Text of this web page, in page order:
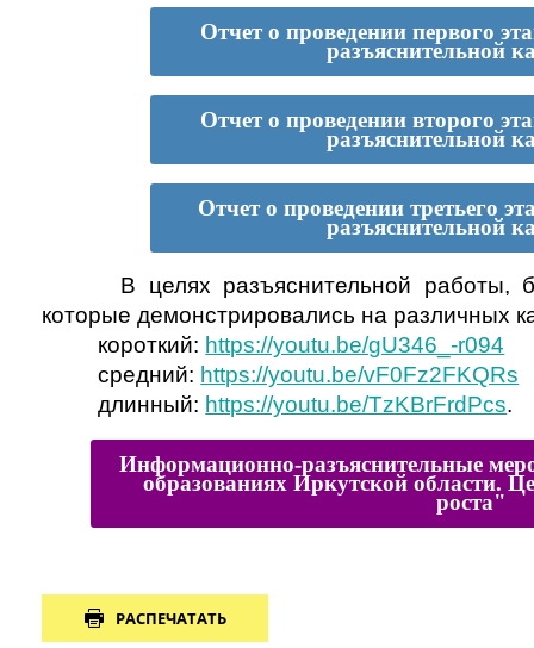
Отчет о проведении первого
разъяснительной
Отчет о проведении второго
разъяснительной
Отчет о проведении третьего
разъяснительной
В целях разъяснительной работы,
которые демонстрировались на различных
короткий: https://youtu.be/gU346_-r094
средний: https://youtu.be/vF0Fz2FKQRs
длинный: https://youtu.be/TzKBrFrdPcs.
Информационно-разъяснительные
образованиях Иркутской области.
роста"
РАСПЕЧАТАТЬ